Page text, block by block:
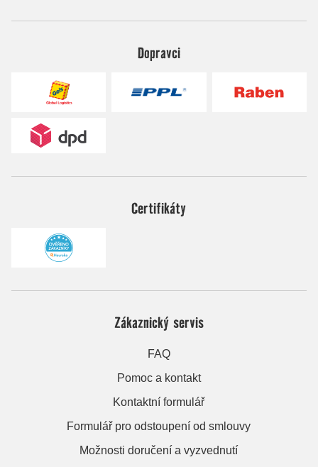
Dopravci
Certifikáty
Zákaznický servis
FAQ
Pomoc a kontakt
Kontaktní formulář
Formulář pro odstoupení od smlouvy
Možnosti doručení a vyzvednutí